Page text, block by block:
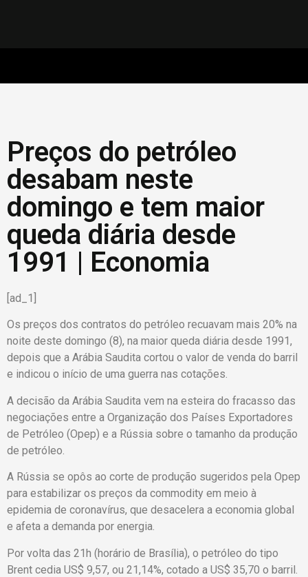
Preços do petróleo
desabam neste
domingo e tem maior
queda diária desde
1991 | Economia
[ad_1]
Os preços dos contratos do petróleo recuavam mais 20% na
noite deste domingo (8), na maior queda diária desde 1991,
depois que a Arábia Saudita cortou o valor de venda do barril
e indicou o início de uma guerra nas cotações.
A decisão da Arábia Saudita vem na esteira do fracasso das
negociações entre a Organização dos Países Exportadores
de Petróleo (Opep) e a Rússia sobre o tamanho da produção
de petróleo.
A Rússia se opôs ao corte de produção sugeridos pela Opep
para estabilizar os preços da commodity em meio à
epidemia de coronavírus, que desacelera a economia global
e afeta a demanda por energia.
Por volta das 21h (horário de Brasília), o petróleo do tipo
Brent cedia US$ 9,57, ou 21,14%, cotado a US$ 35,70 o barril.